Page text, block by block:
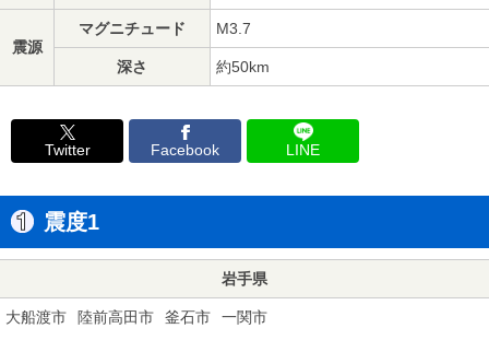
震源
マグニチュード M3.7
深さ 約50km
Twitter Facebook LINE
震度1
岩手県
大船渡市 陸前高田市 釜石市 一関市